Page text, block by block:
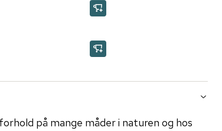
på mange måder i naturen og hos